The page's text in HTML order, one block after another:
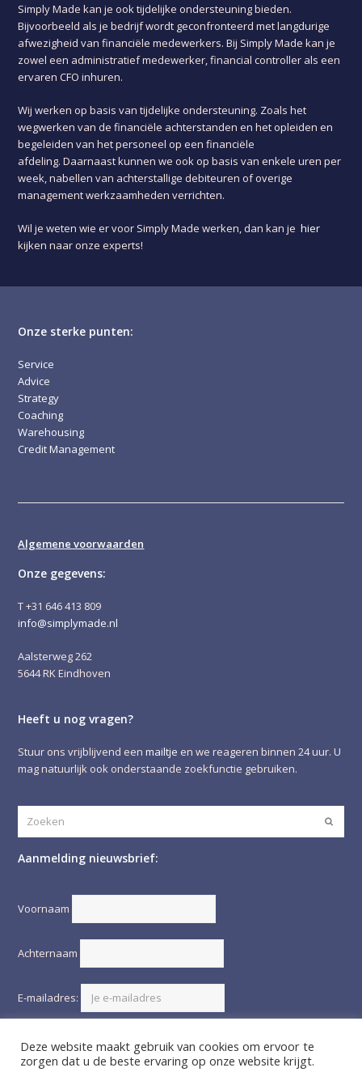
Simply Made kan je ook tijdelijke ondersteuning bieden.
Bijvoorbeeld als je bedrijf wordt geconfronteerd met langdurige
afwezigheid van financiële medewerkers. Bij Simply Made kan je
zowel een administratief medewerker, financial controller als een
ervaren CFO inhuren.
Wij werken op basis van tijdelijke ondersteuning. Zoals het
wegwerken van de financiële achterstanden en het opleiden en
begeleiden van het personeel op een financiële
afdeling. Daarnaast kunnen we ook op basis van enkele uren per
week, nabellen van achterstallige debiteuren of overige
management werkzaamheden verrichten.
Wil je weten wie er voor Simply Made werken, dan kan je hier
kijken naar onze experts!
Onze sterke punten:
Service
Advice
Strategy
Coaching
Warehousing
Credit Management
Algemene voorwaarden
Onze gegevens:
T +31 646 413 809
info@simplymade.nl
Aalsterweg 262
5644 RK Eindhoven
Heeft u nog vragen?
Stuur ons vrijblijvend eenmailtje en we reageren binnen 24 uur. U
mag natuurlijk ook onderstaande zoekfunctie gebruiken.
Aanmelding nieuwsbrief:
Voornaam
Achternaam
E-mailadres:
Deze website maakt gebruik van cookies om ervoor te
zorgen dat u de beste ervaring op onze website krijgt.